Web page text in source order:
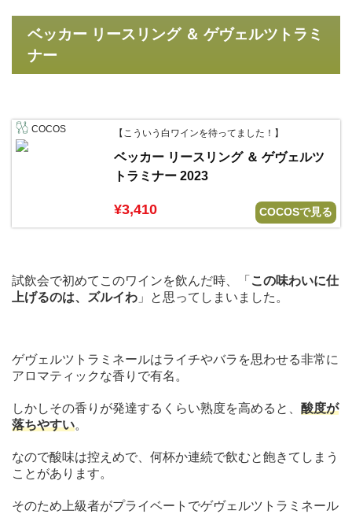
ベッカー リースリング ＆ ゲヴェルツトラミ
ナー
COCOS 【こういう白ワインを待ってました！】
ベッカー リースリング ＆ ゲヴェルツ
トラミナー 2023
¥3,410 COCOSで見る
試飲会で初めてこのワインを飲んだ時、「 この味わいに仕
上げるのは、ズルイわ 」と思ってしまいました。
ゲヴェルツトラミネールはライチやバラを思わせる非常に
アロマティックな香りで有名。
しかしその香りが発達するくらい熟度を高めると、 酸度が
落ちやすい。
なので酸味は控えめで、何杯か連続で飲むと飽きてしまう
ことがあります。
そのため上級者がプライベートでゲヴェルツトラミネール